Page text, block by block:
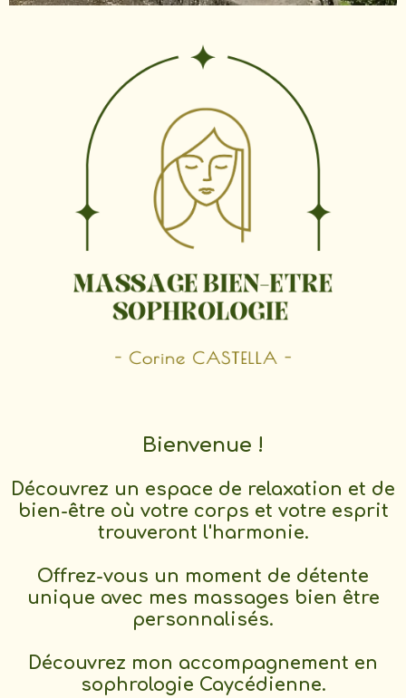
Bienvenue !
Découvrez un espace de relaxation et de
bien-être où votre corps et votre esprit
trouveront l'harmonie.
Offrez-vous un moment de détente
unique avec mes massages bien être
personnalisés.
Découvrez mon accompagnement en
sophrologie Caycédienne.